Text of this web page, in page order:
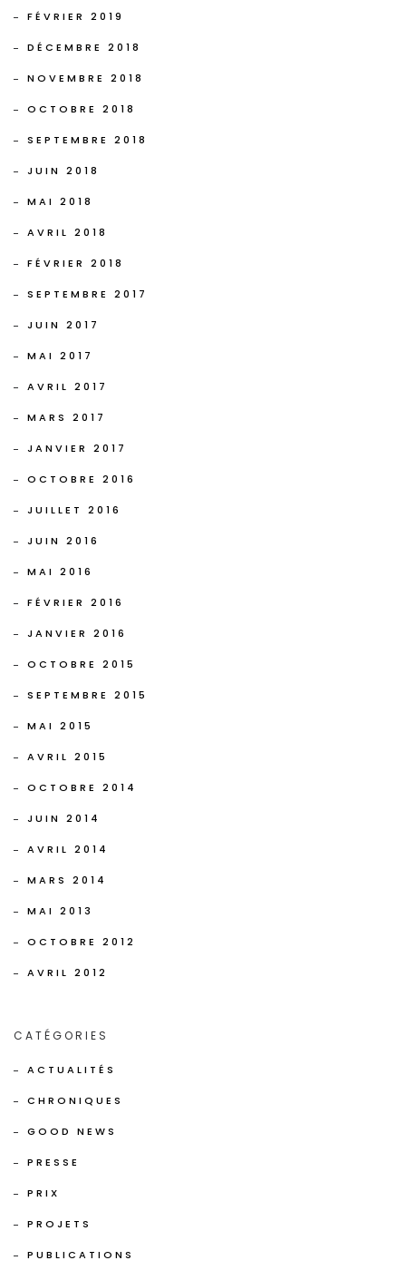
FÉVRIER 2019
DÉCEMBRE 2018
NOVEMBRE 2018
OCTOBRE 2018
SEPTEMBRE 2018
JUIN 2018
MAI 2018
AVRIL 2018
FÉVRIER 2018
SEPTEMBRE 2017
JUIN 2017
MAI 2017
AVRIL 2017
MARS 2017
JANVIER 2017
OCTOBRE 2016
JUILLET 2016
JUIN 2016
MAI 2016
FÉVRIER 2016
JANVIER 2016
OCTOBRE 2015
SEPTEMBRE 2015
MAI 2015
AVRIL 2015
OCTOBRE 2014
JUIN 2014
AVRIL 2014
MARS 2014
MAI 2013
OCTOBRE 2012
AVRIL 2012
CATÉGORIES
ACTUALITÉS
CHRONIQUES
GOOD NEWS
PRESSE
PRIX
PROJETS
PUBLICATIONS